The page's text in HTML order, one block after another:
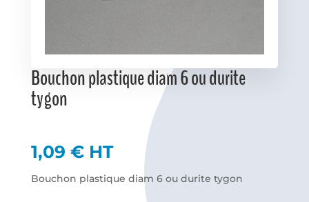
Bouchon plastique diam 6 ou durite
tygon
1,09 € HT
Bouchon plastique diam 6 ou durite tygon